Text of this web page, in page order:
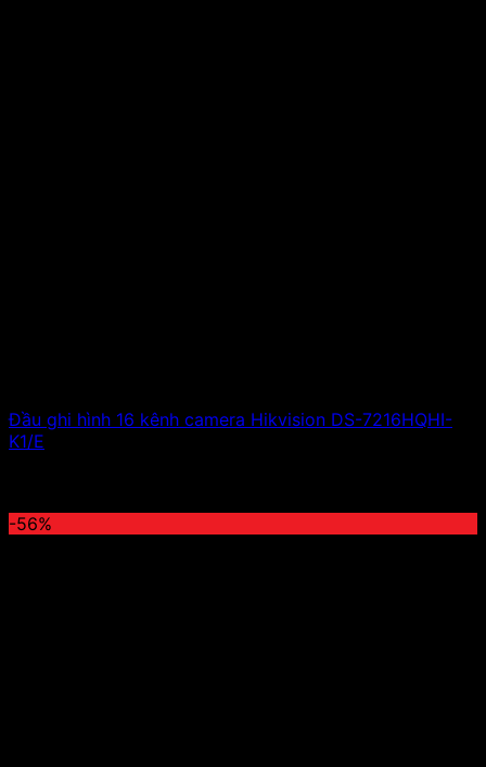
Đầu ghi hình 16 kênh camera Hikvision DS-7216HQHI-
K1/E
-56%